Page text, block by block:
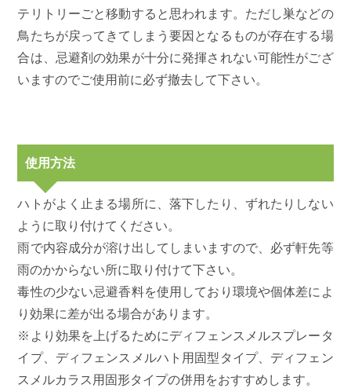
テリトリーごと移動すると思われます。ただし巣などの
鳥たちが戻ってきてしまう要因となるものが存在する場
合は、忌避剤の効果が十分に発揮されない可能性がござ
いますのでご使用前に必ず撤去して下さい。
使用方法
ハトがよく止まる場所に、落下したり、ずれたりしない
ように取り付けてください。
雨で内容成分が溶け出してしまいますので、必ず軒先等
雨のかからない所に取り付けて下さい。
毒性の少ない忌避香料を使用しており環境や個体差によ
り効果に差が出る場合があります。
※より効果を上げるためにディフェンスメルスプレータ
イプ、 ディフェンスメルハト用固型タイプ、 ディフェン
スメルカラス用固形タイプの併用をおすすめします。